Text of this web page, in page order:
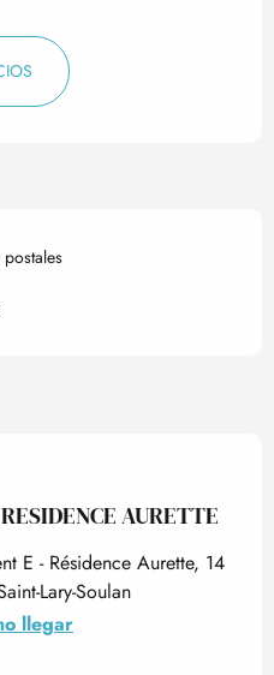
AURETTE
E - Résidence Aurette, 14
Lary-Soulan
llegar